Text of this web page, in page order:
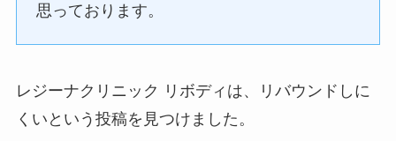
思っております。
レジーナクリニック リボディは、リバウンドしに
くいという投稿を見つけました。